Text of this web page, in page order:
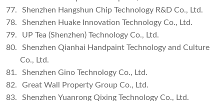
77.
Shenzhen Hangshun Chip Technology R&D Co., Ltd.
78.
Shenzhen Huake Innovation Technology Co., Ltd.
79.
UP Tea (Shenzhen) Technology Co., Ltd.
80.
Shenzhen Qianhai Handpaint Technology and Culture
Co., Ltd.
81.
Shenzhen Gino Technology Co., Ltd.
82.
Great Wall Property Group Co., Ltd.
83.
Shenzhen Yuanrong Qixing Technology Co., Ltd.